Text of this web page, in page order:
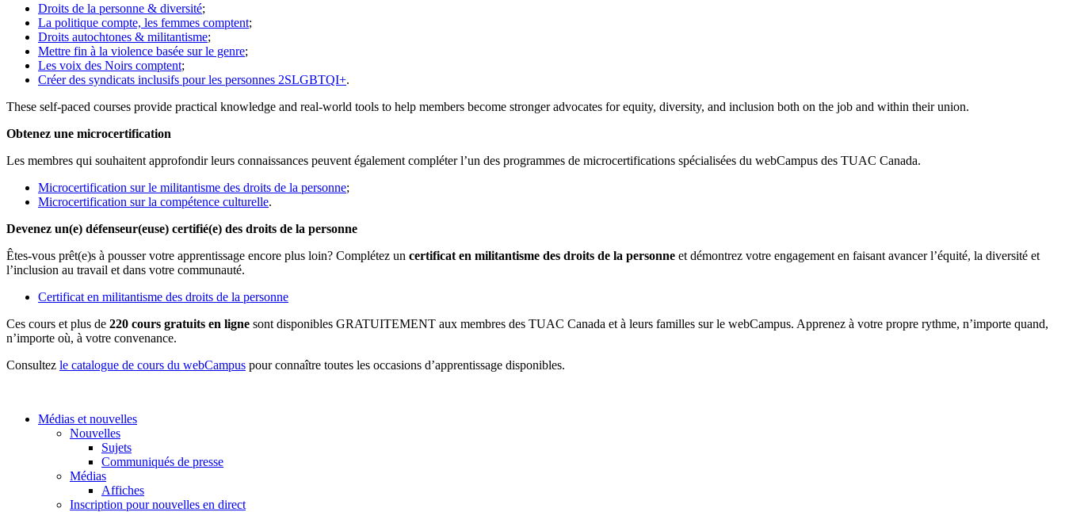
Droits de la personne & diversité;
La politique compte, les femmes comptent;
Droits autochtones & militantisme;
Mettre fin à la violence basée sur le genre;
Les voix des Noirs comptent;
Créer des syndicats inclusifs pour les personnes 2SLGBTQI+.
These self-paced courses provide practical knowledge and real-world tools to help members become stronger advocates for equity, diversity, and inclusion both on the job and within their union.
Obtenez une microcertification
Les membres qui souhaitent approfondir leurs connaissances peuvent également compléter l’un des programmes de microcertifications spécialisées du webCampus des TUAC Canada.
Microcertification sur le militantisme des droits de la personne;
Microcertification sur la compétence culturelle.
Devenez un(e) défenseur(euse) certifié(e) des droits de la personne
Êtes-vous prêt(e)s à pousser votre apprentissage encore plus loin? Complétez un certificat en militantisme des droits de la personne et démontrez votre engagement en faisant avancer l’équité, la diversité et
l’inclusion au travail et dans votre communauté.
Certificat en militantisme des droits de la personne
Ces cours et plus de 220 cours gratuits en ligne sont disponibles GRATUITEMENT aux membres des TUAC Canada et à leurs familles sur le webCampus. Apprenez à votre propre rythme, n’importe quand,
n’importe où, à votre convenance.
Consultez le catalogue de cours du webCampus pour connaître toutes les occasions d’apprentissage disponibles.
Médias et nouvelles
Nouvelles
Sujets
Communiqués de presse
Médias
Affiches
Inscription pour nouvelles en direct